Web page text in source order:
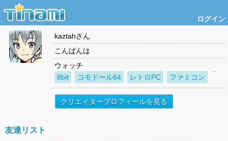
ログイン
kaztahさん
こんばんは
ウォッチ
8bit
コモドール64 レトロPC ファミコン
クリエイタープロフィールを見る
友達リスト